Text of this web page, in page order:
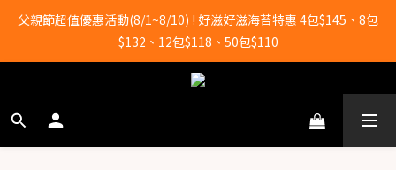
全店滿2000元即享免運！
父親節超值優惠活動(8/1~8/10) ! 好滋好滋海苔特惠 4包$145、8包
$132、12包$118、50包$110
全店滿2000元即享免運！